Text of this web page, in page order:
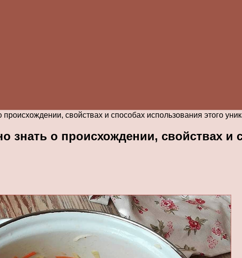
свойствах и способах использования этого
знать о происхождении, свойствах и